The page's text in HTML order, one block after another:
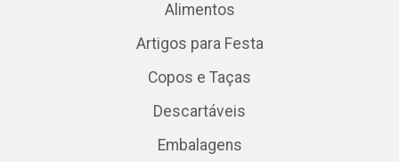
Alimentos
Artigos para Festa
Copos e Taças
Descartáveis
Embalagens